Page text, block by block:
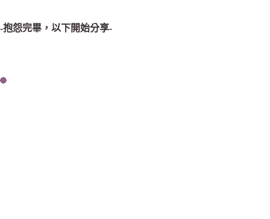
-抱怨完畢，以下開始分享-